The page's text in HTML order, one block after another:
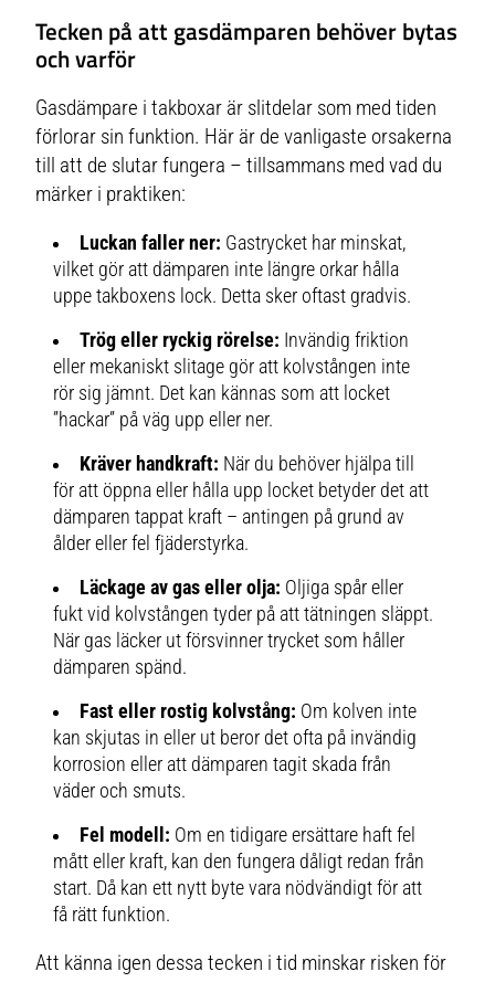
Tecken på att gasdämparen behöver bytas
och varför
Gasdämpare i takboxar är slitdelar som med tiden
förlorar sin funktion. Här är de vanligaste orsakerna
till att de slutar fungera – tillsammans med vad du
märker i praktiken:
Luckan faller ner: Gastrycket har minskat,
vilket gör att dämparen inte längre orkar hålla
uppe takboxens lock. Detta sker oftast gradvis.
Trög eller ryckig rörelse: Invändig friktion
eller mekaniskt slitage gör att kolvstången inte
rör sig jämnt. Det kan kännas som att locket
”hackar” på väg upp eller ner.
Kräver handkraft: När du behöver hjälpa till
för att öppna eller hålla upp locket betyder det att
dämparen tappat kraft – antingen på grund av
ålder eller fel fjäderstyrka.
Läckage av gas eller olja: Oljiga spår eller
fukt vid kolvstången tyder på att tätningen släppt.
När gas läcker ut försvinner trycket som håller
dämparen spänd.
Fast eller rostig kolvstång: Om kolven inte
kan skjutas in eller ut beror det ofta på invändig
korrosion eller att dämparen tagit skada från
väder och smuts.
Fel modell: Om en tidigare ersättare haft fel
mått eller kraft, kan den fungera dåligt redan från
start. Då kan ett nytt byte vara nödvändigt för att
få rätt funktion.
Att känna igen dessa tecken i tid minskar risken för